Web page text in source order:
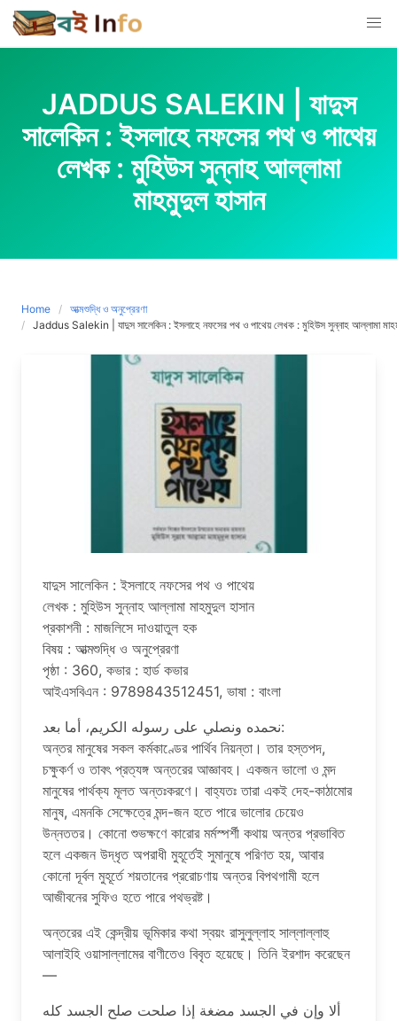
Skip
to
content
JADDUS SALEKIN | যাদুস
সালেকিন : ইসলাহে নফসের পথ ও পাথেয়
লেখক : মুহিউস সুন্নাহ আল্লামা
মাহমুদুল হাসান
Home
আত্মশুদ্ধি ও অনুপ্রেরণা
Jaddus Salekin | যাদুস সালেকিন : ইসলাহে নফসের পথ ও পাথেয় লেখক : মুহিউস সুন্নাহ আল্লামা
যাদুস সালেকিন : ইসলাহে নফসের পথ ও পাথেয়
লেখক : মুহিউস সুন্নাহ আল্লামা মাহমুদুল হাসান
প্রকাশনী : মাজলিসে দাওয়াতুল হক
বিষয় : আত্মশুদ্ধি ও অনুপ্রেরণা
পৃষ্ঠা : 360, কভার : হার্ড কভার
আইএসবিএন : 9789843512451, ভাষা : বাংলা
نحمده ونصلي على رسوله الكريم، أما بعد:
অন্তর মানুষের সকল কর্মকাণ্ডের পার্থিব নিয়ন্তা। তার হস্তপদ,
চক্ষুকর্ণ ও তাবৎ প্রত্যঙ্গ অন্তরের আজ্ঞাবহ। একজন ভালো ও মন্দ
মানুষের পার্থক্য মূলত অন্তঃকরণে। বাহ্যতঃ তারা একই দেহ-কাঠামোর
মানুষ, এমনকি সেক্ষেত্রে মন্দ-জন হতে পারে ভালোর চেয়েও
উন্নততর। কোনো শুভক্ষণে কারোর মর্মস্পর্শী কথায় অন্তর প্রভাবিত
হলে একজন উদ্ধৃত অপরাধী মুহূর্তেই সুমানুষে পরিণত হয়, আবার
কোনো দূর্বল মুহূর্তে শয়তানের প্ররোচণায় অন্তর বিপথগামী হলে
আজীবনের সুফিও হতে পারে পথভ্রষ্ট।
অন্তরের এই কেন্দ্রীয় ভূমিকার কথা স্বয়ং রাসুলুল্লাহ সাল্লাল্লাহু
আলাইহি ওয়াসাল্লামের বাণীতেও বিবৃত হয়েছে। তিনি ইরশাদ করেছেন
—
ألا وإن في الجسد مضغة إذا صلحت صلح الجسد كله